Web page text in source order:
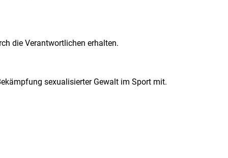
die Verantwortlichen erhalten.
sexualisierter Gewalt im Sport mit.